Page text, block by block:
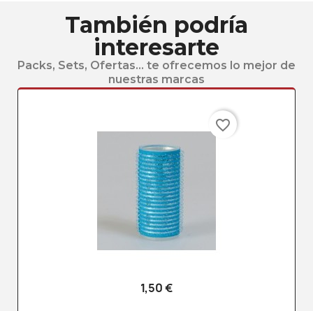
También podría
interesarte
Packs, Sets, Ofertas... te ofrecemos lo mejor de
nuestras marcas
1,50 €
favorite_border